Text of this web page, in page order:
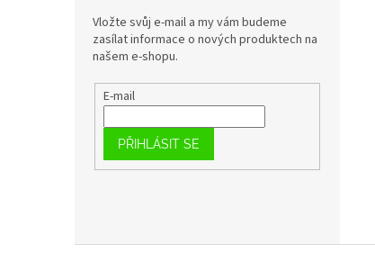
Vložte svůj e-mail a my vám budeme
zasílat informace o nových produktech na
našem e-shopu.
E-mail
PŘIHLÁSIT SE